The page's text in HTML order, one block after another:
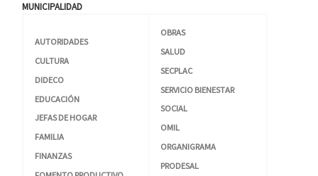
MUNICIPALIDAD
AUTORIDADES
CULTURA
DIDECO
EDUCACIÓN
JEFAS DE HOGAR
FAMILIA
FINANZAS
OBRAS
SALUD
SECPLAC
SERVICIO BIENESTAR
SOCIAL
OMIL
ORGANIGRAMA
PRODESAL